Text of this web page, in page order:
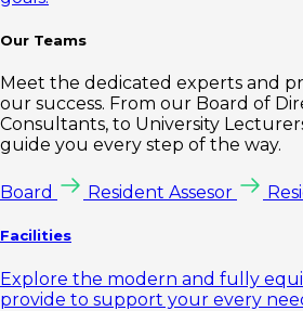
Our Teams
Meet the dedicated experts and
our success. From our Board of
Consultants, to University
guide you every step of the way.
Board Resident Assesor
Facilities
Explore the modern and fully
provide to support your every